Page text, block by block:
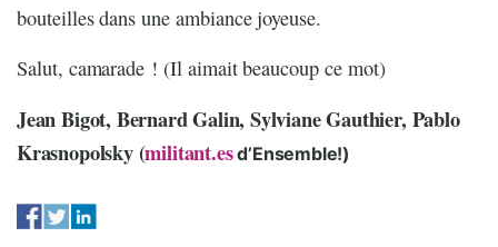
bouteilles dans une ambiance joyeuse.
Salut, camarade ! (Il aimait beaucoup ce mot)
Jean Bigot, Bernard Galin, Sylviane Gauthier, Pablo
Krasnopolsky (militant.esd’Ensemble!)